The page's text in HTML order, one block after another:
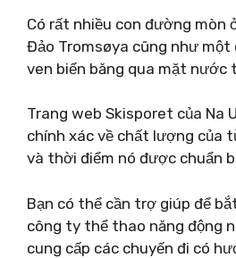
Có rất nhiều con đường mòn
Đảo Tromsøya cũng như một
ven biển băng qua mặt nước
Trang web Skisporet của Na
chính xác về chất lượng của
và thời điểm nó được chuẩn
Bạn có thể cần trợ giúp để
công ty thể thao năng động
cung cấp các chuyến đi có